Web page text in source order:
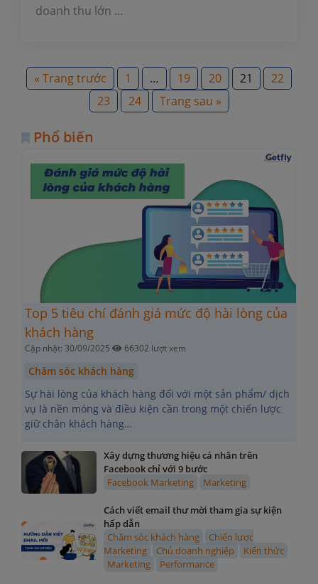
doanh thu lớn …
« Trang trước 1 … 19 20 21
22
23
24 Trang sau »
Phổ biến
Top 5 tiêu chí đánh giá mức độ hài lòng của
khách hàng
Cập nhật: 30/09/2025 66302 lượt xem
Chăm sóc khách hàng
Sự hài lòng của khách hàng đối với một sản phẩm/ dịch
vụ là nền móng và điều kiện cần trong một chiến lược
giữ chân khách hàng…
Xây dựng thương hiệu cá nhân trên
Facebook chỉ với 9 bước
Facebook Marketing
Marketing
Cách viết email thư mời tham gia sự kiện
hấp dẫn
Chăm sóc khách hàng
Chiến lược
Marketing
Chủ doanh nghiệp
Kiến thức
Marketing
Performance